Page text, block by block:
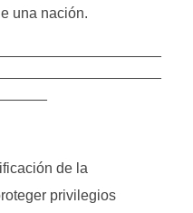
una nación.
de la
privilegios